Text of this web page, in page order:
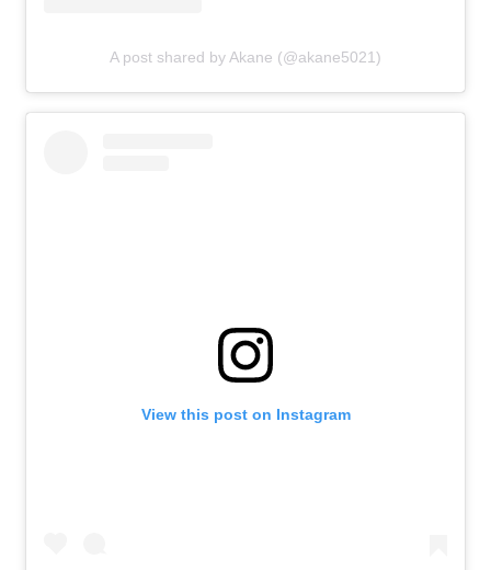
A post shared by Akane (@akane5021)
View this post on Instagram